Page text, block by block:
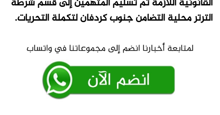
الترتر محلية التضامن جنوب كردفان لتكملة التحريات.